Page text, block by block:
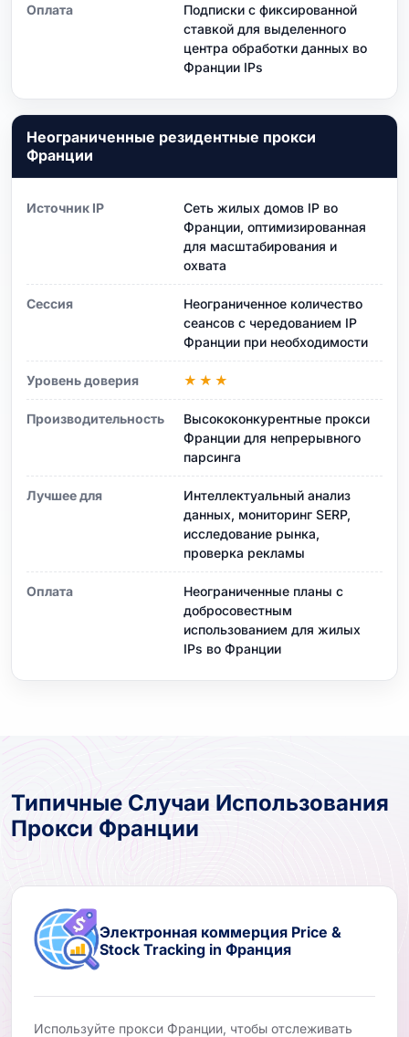
Оплата
Подписки с фиксированной
ставкой для выделенного
центра обработки данных во
Франции IPs
Неограниченные резидентные прокси
Франции
Источник IP
Сеть жилых домов IP во
Франции, оптимизированная
для масштабирования и
охвата
Сессия
Неограниченное количество
сеансов с чередованием IP
Франции при необходимости
Уровень доверия ★★★
Производительность
Высококонкурентные прокси
Франции для непрерывного
парсинга
Лучшее для
Интеллектуальный анализ
данных, мониторинг SERP,
исследование рынка,
проверка рекламы
Оплата
Неограниченные планы с
добросовестным
использованием для жилых
IPs во Франции
Типичные Случаи Использования
Прокси Франции
Электронная коммерция Price &
Stock Tracking in Франция
Используйте прокси Франции, чтобы отслеживать